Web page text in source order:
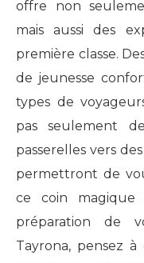
offre non
mais aussi des
première classe.
de jeunesse
types de
pas seulement
passerelles vers
permettront de
ce coin
préparation de
Tayrona, pensez